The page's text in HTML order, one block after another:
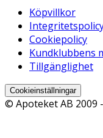
Köpvillkor
Cookiepolicy
Kundklubbens
Tillgänglighet
Cookieinställningar
© Apoteket AB 2009 -